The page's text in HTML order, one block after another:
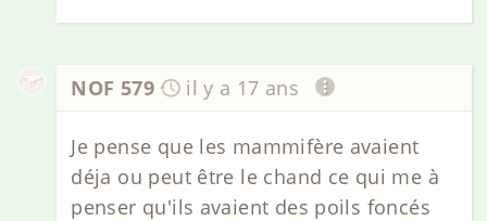
NOF 579 il y a 17 ans
Je pense que les mammifère avaient
déja ou peut être le chand ce qui me à
penser qu'ils avaient des poils foncés